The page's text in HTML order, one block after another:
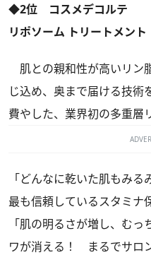
◆2位 コスメデコルテ
リポソーム トリートメント
肌との親和性が高いリン
じ込め、奥まで届ける技術
費やした、業界初の多重層
「どんなに乾いた肌もみる
最も信頼しているスタミナ
「肌の明るさが増し、む
ワが消える！ まるでサロ